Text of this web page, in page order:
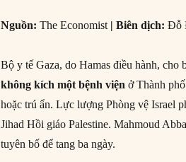
Nguồn: The Economist |Biên dịch: Đỗ
Bộ y tế Gaza, do Hamas điều hành,
không kích một bệnh viện ở Thành
hoặc trú ẩn. Lực lượng Phòng vệ Israel
Jihad Hồi giáo Palestine. Mahmoud
tuyên bố để tang ba ngày.